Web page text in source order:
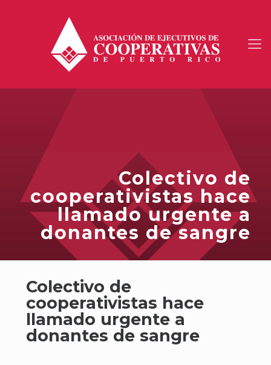
Colectivo de
cooperativistas hace
llamado urgente a
donantes de sangre
Colectivo de
cooperativistas hace
llamado urgente a
donantes de sangre